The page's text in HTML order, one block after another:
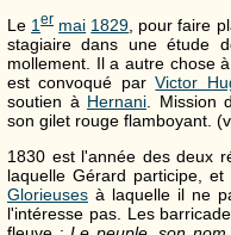
Le 1er mai 1829 , pour faire
stagiaire dans une étude
mollement. Il a autre chose
est convoqué parVictor
soutien à Hernani . Mission
son gilet rouge flamboyant.
1830 est l'année des deux
laquelle Gérard participe,
Glorieuses à laquelle il ne
l'intéresse pas. Les